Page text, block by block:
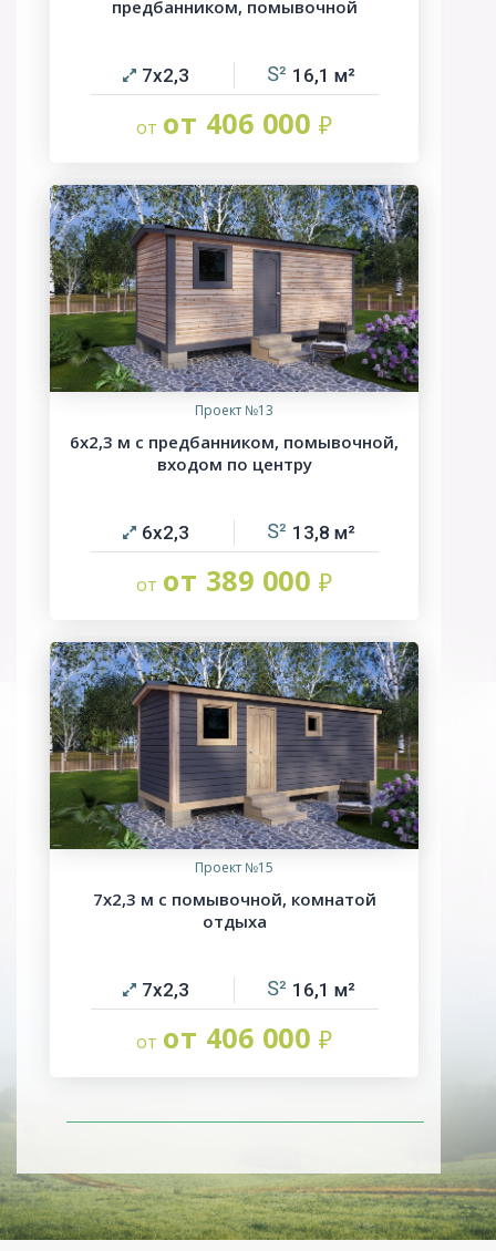
предбанником, помывочной
7х2,3 16,1
от 406 000
Проект №13
6х2,3 м с предбанником, помывочной,
входом по центру
6х2,3 13,8
от 389 000
Проект №15
7х2,3 м с помывочной, комнатой
отдыха
7х2,3 16,1
от 406 000